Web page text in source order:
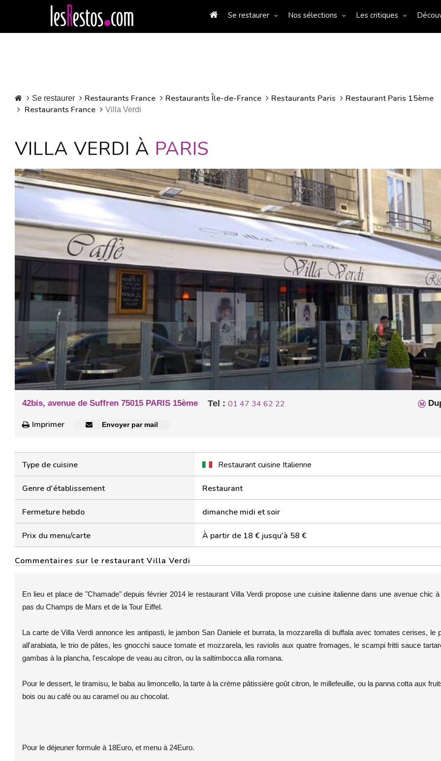
Se restaurer Nos sélections Les critiques
Se restaurer Restaurants France Restaurants Île-de-France Restaurants Paris
Restaurant Paris 15ème
Restaurants France
Villa Verdi
VILLA VERDI À PARIS
42bis, avenue de Suffren 75015 PARIS 15ème Tel : 01 47 34 62 22
Imprimer
Envoyer par mail
Type de cuisine Restaurant cuisine Italienne
Genre d'établissement Restaurant
Fermeture hebdo dimanche midi et soir
Prix du menu/carte À partir de 18 € jusqu'à 58 €
Commentaires sur le restaurant Villa Verdi
En lieu et place de "Chamade" depuis février 2014 le restaurant Villa Verdi propose une cuisine italienne dans une avenue chic
pas du Champs de Mars et de la Tour Eiffel.
La carte de Villa Verdi annonce les antipasti, le jambon San Daniele et burrata, la mozzarella di buffala avec tomates cerises, le
all'arabiata, le trio de pâtes, les gnocchi sauce tomate et mozzarela, les raviolis aux quatre fromages, le scampi fritti sauce
gambas à la plancha, l'escalope de veau au citron, ou la saltimbocca alla romana.
Pour le dessert, le tiramisu, le baba au limoncello, la tarte à la crème pâtissière goût citron, le millefeuille, ou la panna cotta aux
bois ou au café ou au caramel ou au chocolat.
Pour le déjeuner formule à 18Euro, et menu à 24Euro.